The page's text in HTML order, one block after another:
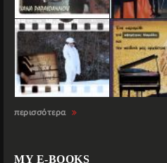
περισσότερα
MY E-BOOKS